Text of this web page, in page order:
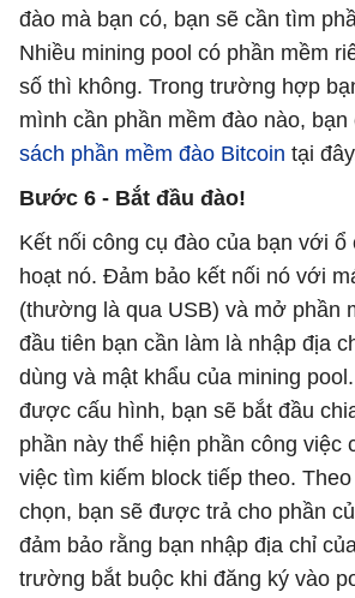
đào mà bạn có, bạn sẽ cần tìm
Nhiều mining pool có phần mềm
số thì không. Trong trường hợp
mình cần phần mềm đào nào, bạn
sách phần mềm đào Bitcoin tại
Bước 6 - Bắt đầu đào!
Kết nối công cụ đào của bạn với ổ
hoạt nó. Đảm bảo kết nối nó với
(thường là qua USB) và mở phần
đầu tiên bạn cần làm là nhập địa
dùng và mật khẩu của mining
được cấu hình, bạn sẽ bắt đầu
phần này thể hiện phần công việc
việc tìm kiếm block tiếp theo.
chọn, bạn sẽ được trả cho phần
đảm bảo rằng bạn nhập địa chỉ
trường bắt buộc khi đăng ký vào